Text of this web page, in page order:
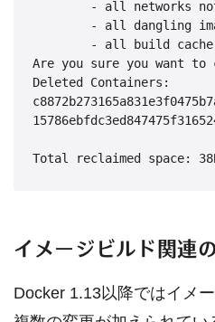
- all networks
- all dangling
        - all build cache
Are you sure you want
Deleted Containers:
イメージビルド関連
Docker 1.13以降ではイメ